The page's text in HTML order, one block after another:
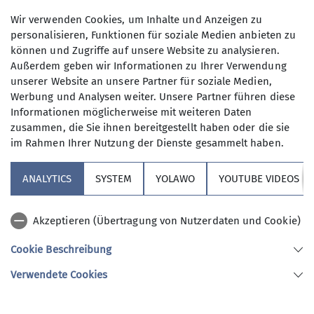
Tourenbericht
02.04.2024
mehr erfahren
Andere Themen
News
Wir verwenden Cookies, um Inhalte und Anzeigen zu
personalisieren, Funktionen für soziale Medien anbieten zu
können und Zugriffe auf unsere Website zu analysieren.
Außerdem geben wir Informationen zu Ihrer Verwendung
unserer Website an unsere Partner für soziale Medien,
Werbung und Analysen weiter. Unsere Partner führen diese
Informationen möglicherweise mit weiteren Daten
zusammen, die Sie ihnen bereitgestellt haben oder die sie
im Rahmen Ihrer Nutzung der Dienste gesammelt haben.
ANALYTICS SYSTEM YOLAWO YOUTUBE VIDEOS
Akzeptieren (Übertragung von Nutzerdaten und Cookie)
Cookie Beschreibung
Verwendete Cookies